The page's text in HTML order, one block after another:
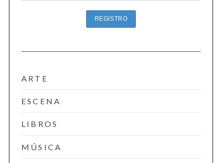
ARTE
ESCENA
LIBROS
MÚSICA
S
e
a